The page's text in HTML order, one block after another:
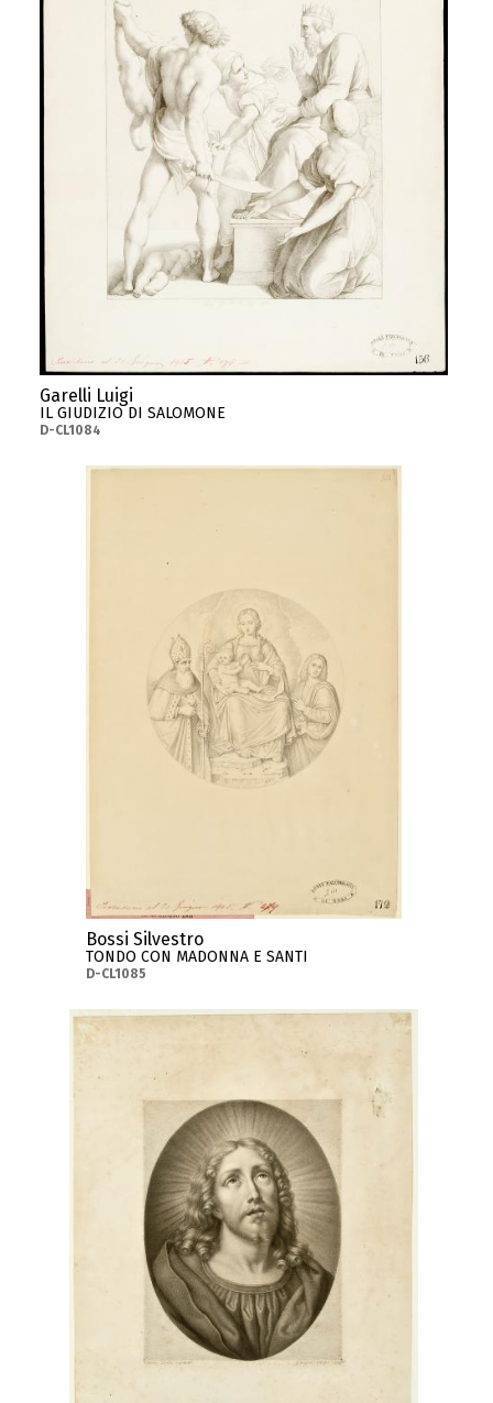
Garelli Luigi
IL GIUDIZIO DI SALOMONE
D-CL1084
Bossi Silvestro
TONDO CON MADONNA E SANTI
D-CL1085